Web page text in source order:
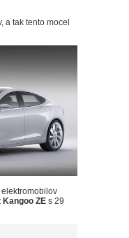
a tak tento mocel
Kangoo ZE s 29